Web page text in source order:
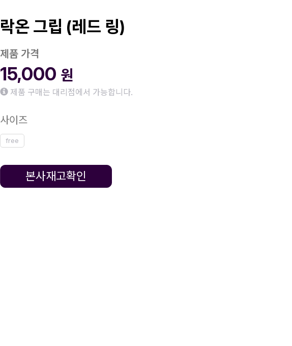
락온 그립 (레드 링)
제품 가격
15,000 원
제품 구매는 대리점에서 가능합니다.
사이즈
free
본사재고확인